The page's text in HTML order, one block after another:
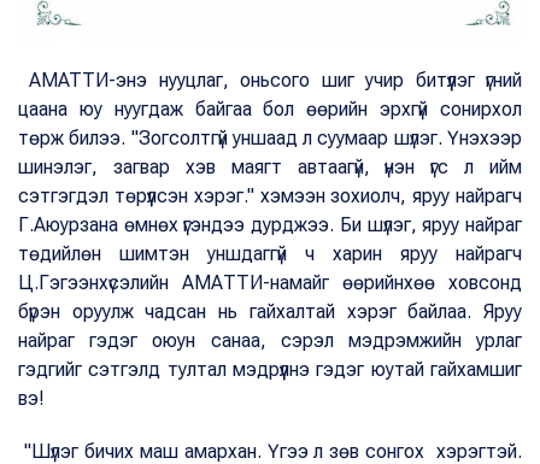
AMATTИ-энэ нууцлаг, оньсого шиг учир битүүлэг үгний
цаана юу нуугдаж байгаа бол өөрийн эрхгүй сонирхол
төрж билээ. "Зогсолтгүй уншаад л суумаар шүлэг. Үнэхээр
шинэлэг, загвар хэв маягт автаагүй, үнэн үгс л ийм
сэтгэгдэл төрүүлсэн хэрэг." хэмээн зохиолч, яруу найрагч
Г.Аюурзана өмнөх үгэндээ дурджээ. Би шүлэг, яруу найраг
төдийлөн шимтэн уншдаггүй ч харин яруу найрагч
Ц.Гэгээнхүсэлийн АМАТТИ-намайг өөрийнхөө ховсонд
бүрэн оруулж чадсан нь гайхалтай хэрэг байлаа. Яруу
найраг гэдэг оюун санаа, сэрэл мэдрэмжийн урлаг
гэдгийг сэтгэлд тултал мэдрүүлнэ гэдэг юутай гайхамшиг
вэ!
"Шүлэг бичих маш амархан. Үгээ л зөв сонгох хэрэгтэй.